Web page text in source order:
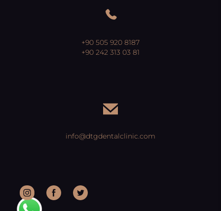
+90 505 920 8187
+90 242 313 03 81
info@dtgdentalclinic.com